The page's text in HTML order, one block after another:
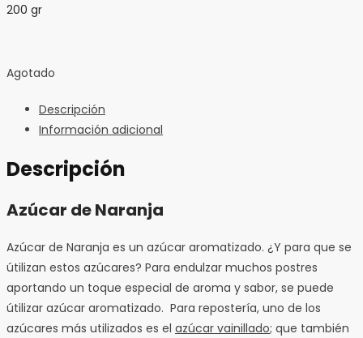
200 gr
Agotado
Descripción
Información adicional
Descripción
Azúcar de Naranja
Azúcar de Naranja es un azúcar aromatizado. ¿Y para que se
útilizan estos azúcares? Para endulzar muchos postres
aportando un toque especial de aroma y sabor, se puede
útilizar azúcar aromatizado. Para repostería, uno de los
azúcares más utilizados es el azúcar vainillado; que también